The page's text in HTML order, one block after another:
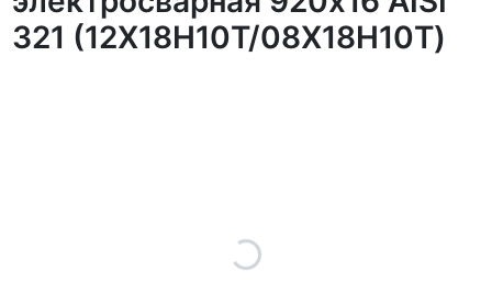
321 (12Х18Н10Т/08Х18Н10Т)